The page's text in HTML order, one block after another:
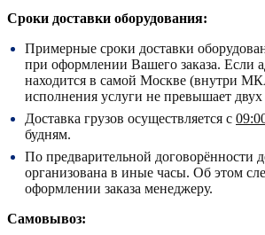
Сроки доставки оборудования:
Примерные сроки доставки
при оформлении Вашего заказа. Если
находится в самой Москве (внутри
исполнения услуги не превышает двух
Доставка грузов осуществляется с
будням.
По предварительной договорённости
организована в иные часы. Об этом
оформлении заказа менеджеру.
Самовывоз: